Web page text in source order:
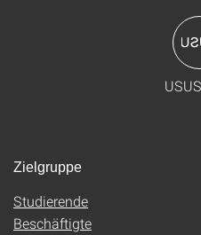
Zielgruppe
Studierende
Beschäftigte